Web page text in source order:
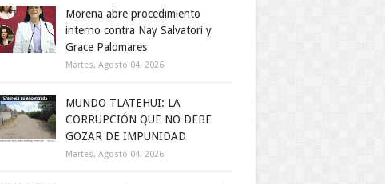
Morena abre procedimiento
interno contra Nay Salvatori y
Grace Palomares
Martes, Agosto 04, 2026
MUNDO TLATEHUI: LA
CORRUPCIÓN QUE NO DEBE
GOZAR DE IMPUNIDAD
Martes, Agosto 04, 2026